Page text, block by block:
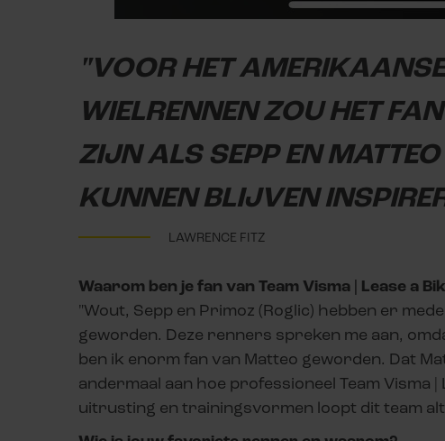
"VOOR HET AMERIKAANSE
WIELRENNEN ZOU HET
ZIJN ALS SEPP EN
KUNNEN BLIJVEN
LAWRENCE FITZ
Waarom ben je fan van Team Visma | Lease a
"Wout, Sepp en Primoz (Roglic) hebben er
geworden. Deze renners spreken me aan,
ben ik enorm fan van Matteo geworden. Dat
andermaal aan hoe professioneel Team Visma
uitrusting en trainingsvormen loopt dit team